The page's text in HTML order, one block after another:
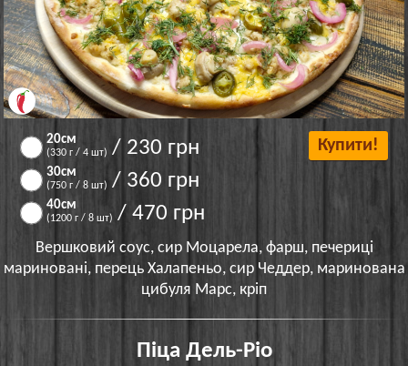
20см
(330 г / 4 шт) / 230 грн
30см
(750 г / 8 шт) / 360 грн
40см
(1200 г / 8 шт) / 470 грн
Купити!
Вершковий соус, сир Моцарела, фарш, печериці
мариновані, перець Халапеньо, сир Чеддер, маринована
цибуля Марс, кріп
Піца Дель-Ріо